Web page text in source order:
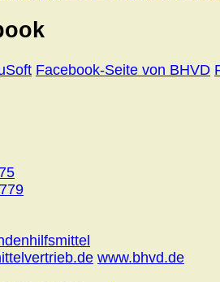
Facebook-Seite von BHVD
www.bhvd.de